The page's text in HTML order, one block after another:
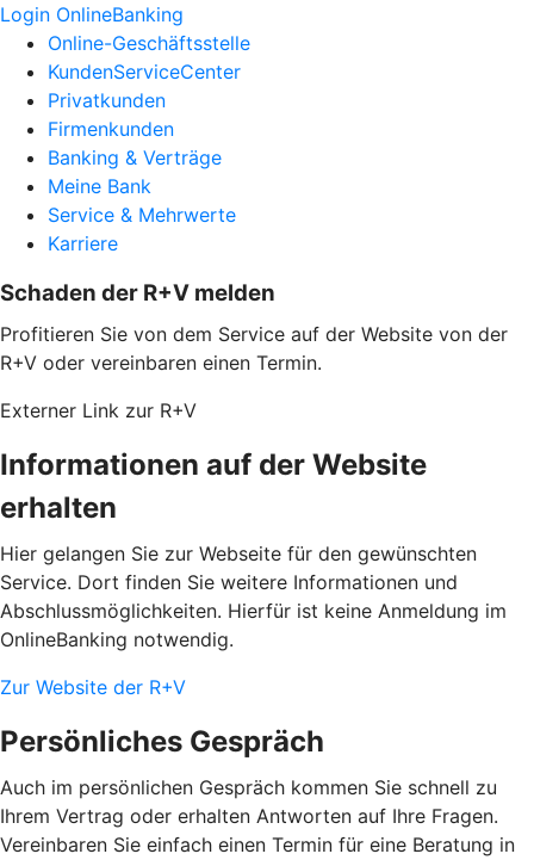
Login OnlineBanking
Online-Geschäftsstelle
KundenServiceCenter
Privatkunden
Firmenkunden
Banking & Verträge
Meine Bank
Service & Mehrwerte
Karriere
Schaden der R+V melden
Profitieren Sie von dem Service auf der Website von der
R+V oder vereinbaren einen Termin.
Externer Link zur R+V
Informationen auf der Website
erhalten
Hier gelangen Sie zur Webseite für den gewünschten
Service. Dort finden Sie weitere Informationen und
Abschlussmöglichkeiten. Hierfür ist keine Anmeldung im
OnlineBanking notwendig.
Zur Website der R+V
Persönliches Gespräch
Auch im persönlichen Gespräch kommen Sie schnell zu
Ihrem Vertrag oder erhalten Antworten auf Ihre Fragen.
Vereinbaren Sie einfach einen Termin für eine Beratung in